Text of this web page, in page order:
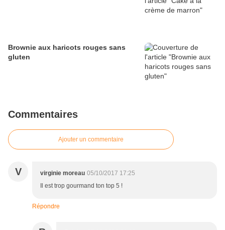
Brownie aux haricots rouges sans
gluten
Commentaires
Ajouter un commentaire
V virginie moreau 05/10/2017 17:25
Il est trop gourmand ton top 5 !
Répondre